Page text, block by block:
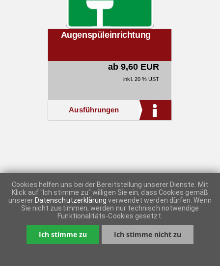
Cookies helfen uns bei der Bereitstellung unserer Dienste. Mit
Klick auf "Ich stimme zu" willigen Sie ein, dass Cookies gemäß
unserer Datenschutzerklärung verwendet werden dürfen. Wenn
Sie nicht zustimmen, werden nur technisch notwendige
Funktionalitäts-Cookies gesetzt.
Ich stimme zu Ich stimme nicht zu
Augenspüleinrichtung
ab 9,60 EUR
inkl. 20 % UST
Ausführungen